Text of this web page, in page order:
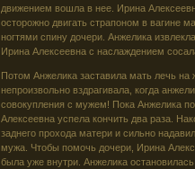
движением вошла в нее. Ирина
осторожно двигать страпоном в вагине
ногтями спину дочери. Анжелика
Ирина Алексеевна с наслаждением
Потом Анжелика заставила мать лечь
непроизвольно вздрагивала, когда
совокупления с мужем! Пока Анжелика
Алексеевна успела кончить два раза.
заднего прохода матери и сильно
мужа. Чтобы помочь дочери, Ирина
была уже внутри. Анжелика